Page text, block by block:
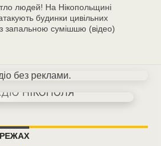
людей! На Нікопольщині
будинки цивільних
запальною сумішшю (відео)